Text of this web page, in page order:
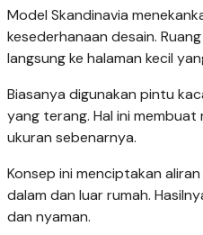
Model Skandinavia
kesederhanaan desain.
langsung ke halaman kecil
Biasanya digunakan pintu
yang terang. Hal ini
ukuran sebenarnya.
Konsep ini menciptakan
dalam dan luar rumah.
dan nyaman.